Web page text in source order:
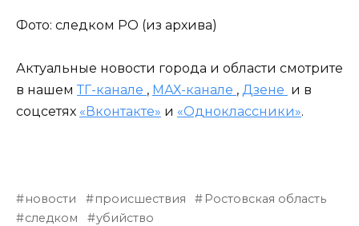
Фото: следком РО (из архива)
Актуальные новости города и области смотрите
в нашем ТГ-канале , МАХ-канале , Дзене и в
соцсетях «Вконтакте» и «Одноклассники».
новости происшествия
Ростовская область
следком
убийство